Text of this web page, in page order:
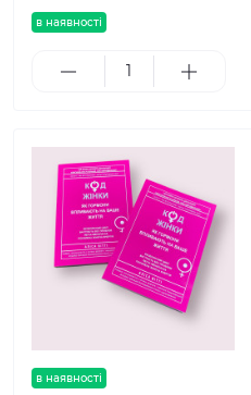
в наявності
в наявності